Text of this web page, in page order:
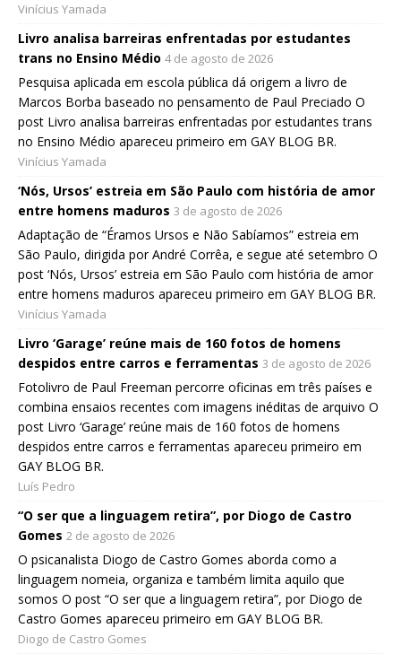
Vinícius Yamada
Livro analisa barreiras enfrentadas por estudantes
trans no Ensino Médio 4 de agosto de 2026
Pesquisa aplicada em escola pública dá origem a livro de
Marcos Borba baseado no pensamento de Paul Preciado O
post Livro analisa barreiras enfrentadas por estudantes trans
no Ensino Médio apareceu primeiro em GAY BLOG BR.
Vinícius Yamada
‘Nós, Ursos’ estreia em São Paulo com história de amor
entre homens maduros 3 de agosto de 2026
Adaptação de “Éramos Ursos e Não Sabíamos” estreia em
São Paulo, dirigida por André Corrêa, e segue até setembro O
post ‘Nós, Ursos’ estreia em São Paulo com história de amor
entre homens maduros apareceu primeiro em GAY BLOG BR.
Vinícius Yamada
Livro ‘Garage’ reúne mais de 160 fotos de homens
despidos entre carros e ferramentas 3 de agosto de 2026
Fotolivro de Paul Freeman percorre oficinas em três países e
combina ensaios recentes com imagens inéditas de arquivo O
post Livro ‘Garage’ reúne mais de 160 fotos de homens
despidos entre carros e ferramentas apareceu primeiro em
GAY BLOG BR.
Luís Pedro
“O ser que a linguagem retira”, por Diogo de Castro
Gomes 2 de agosto de 2026
O psicanalista Diogo de Castro Gomes aborda como a
linguagem nomeia, organiza e também limita aquilo que
somos O post “O ser que a linguagem retira”, por Diogo de
Castro Gomes apareceu primeiro em GAY BLOG BR.
Diogo de Castro Gomes